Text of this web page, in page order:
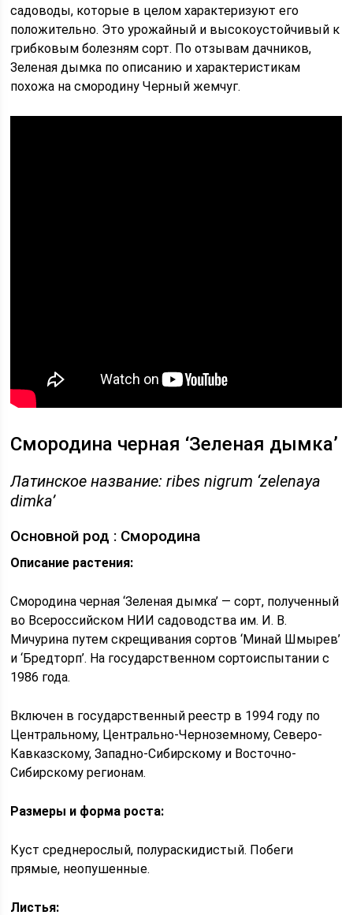
садоводы, которые в целом характеризуют его
положительно. Это урожайный и высокоустойчивый к
грибковым болезням сорт. По отзывам дачников,
Зеленая дымка по описанию и характеристикам
похожа на смородину Черный жемчуг.
Смородина черная ‘Зеленая дымка’
Латинское название: ribes nigrum ‘zelenaya
dimka’
Основной род : Смородина
Описание растения:
Смородина черная ‘Зеленая дымка’ — сорт, полученный
во Всероссийском НИИ садоводства им. И. В.
Мичурина путем скрещивания сортов ‘Минай Шмырев’
и ‘Бредторп’. На государственном сортоиспытании с
1986 года.
Включен в государственный реестр в 1994 году по
Центральному, Центрально-Черноземному, Северо-
Кавказскому, Западно-Сибирскому и Восточно-
Сибирскому регионам.
Размеры и форма роста:
Куст среднерослый, полураскидистый. Побеги
прямые, неопушенные.
Листья: